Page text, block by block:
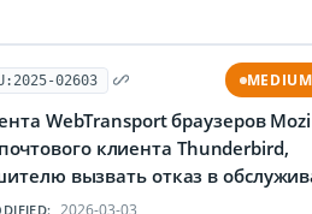
02603 MEDIUM
WebTransport браузеров
клиента Thunderbird,
вызвать отказ в
2026-03-03